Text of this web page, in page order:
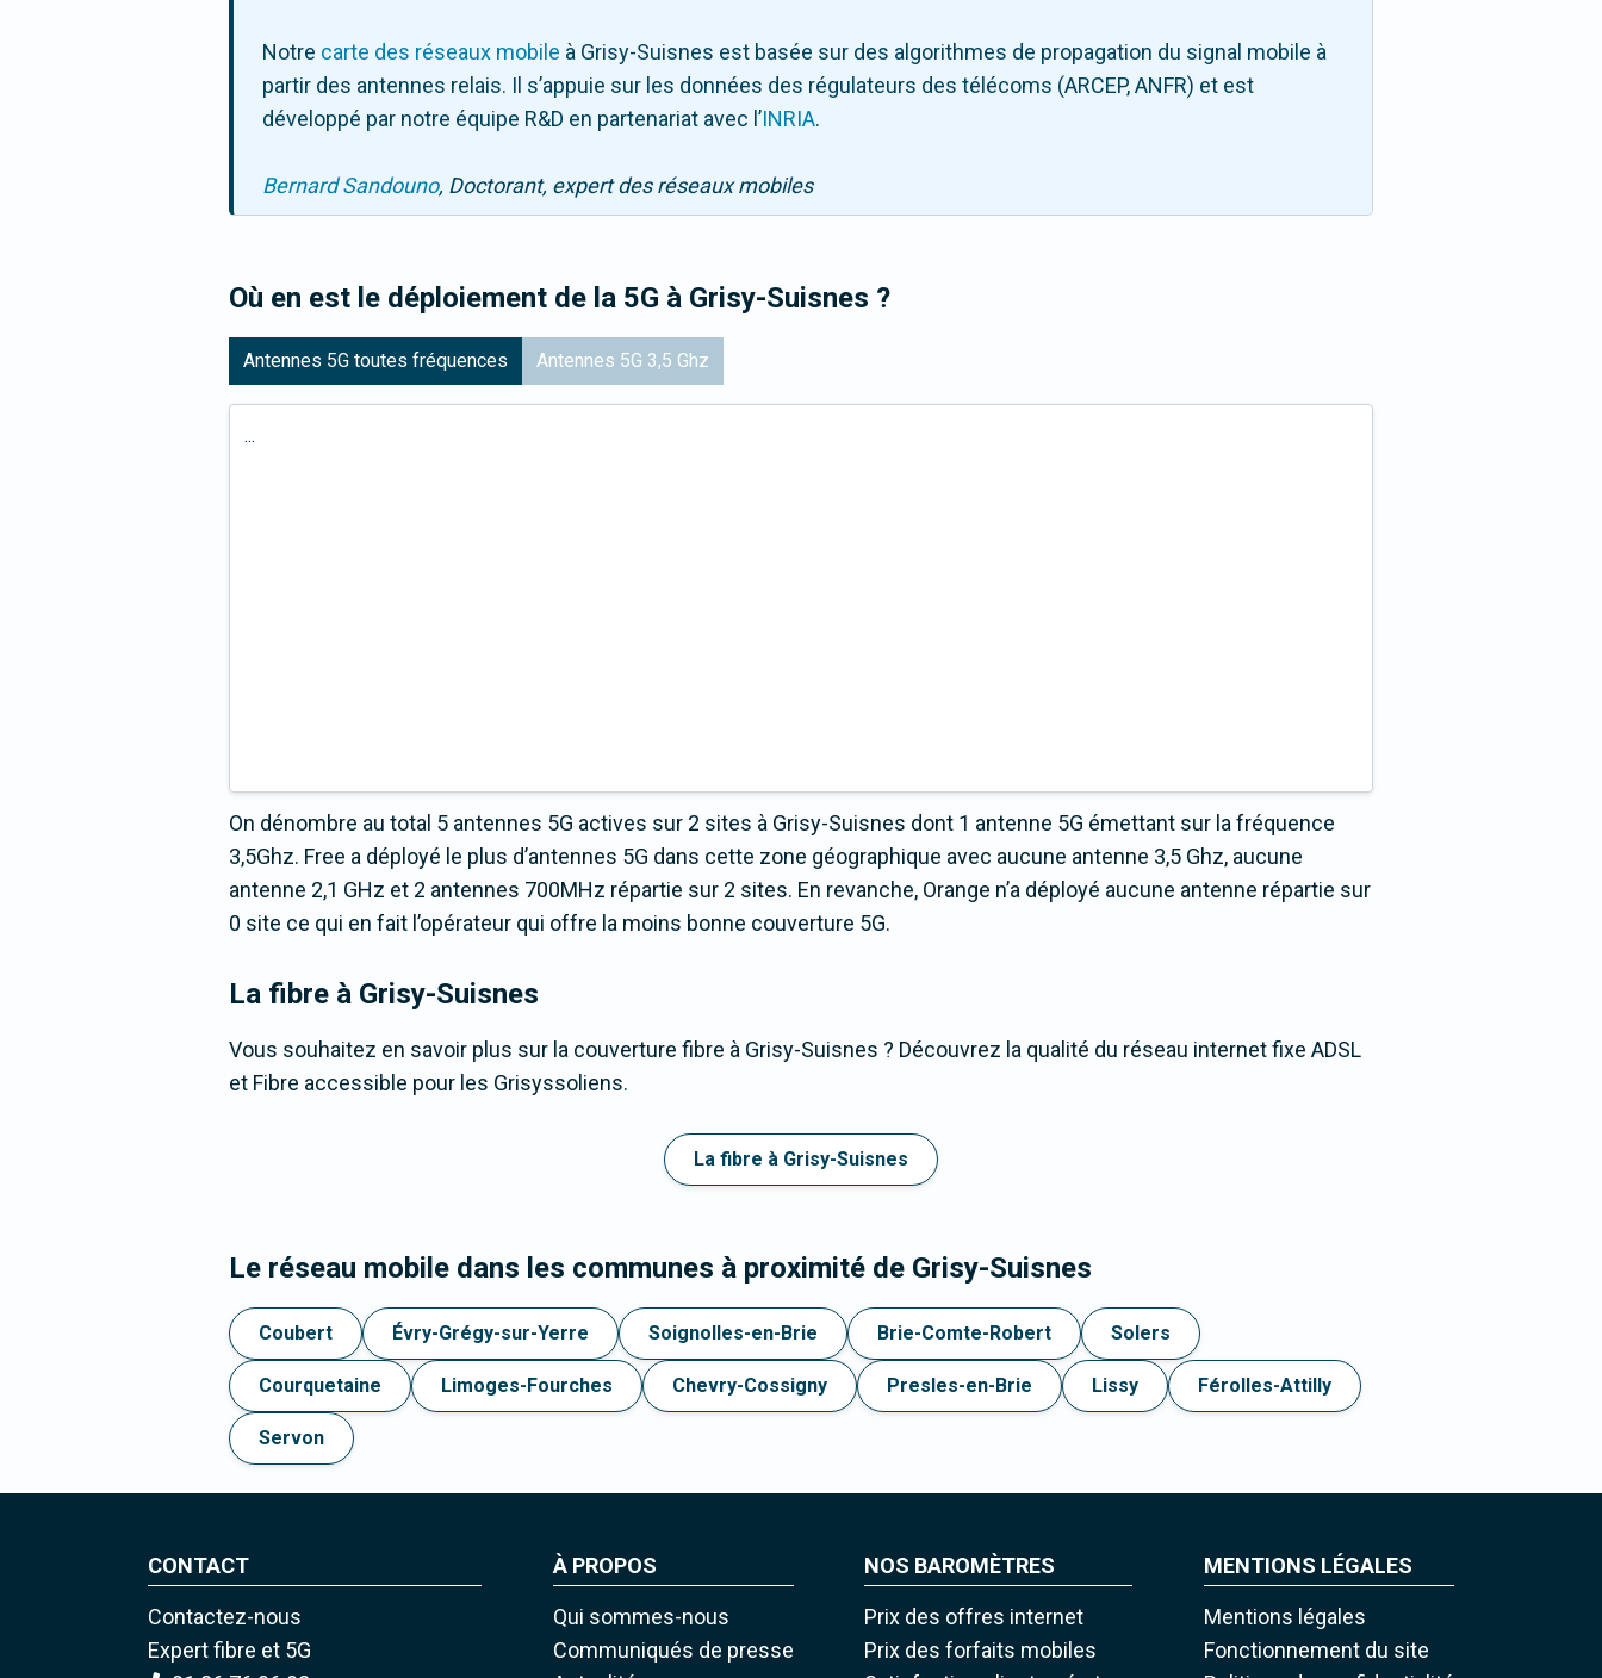
Notre carte des réseaux mobile à Grisy-Suisnes est basée sur des algorithmes de propagation du signal mobile à
partir des antennes relais. Il s’appuie sur les données des régulateurs des télécoms (ARCEP, ANFR) et est
développé par notre équipe R&D en partenariat avec l ’INRIA.
Bernard Sandouno, Doctorant, expert des réseaux mobiles
Où en est le déploiement de la 5G à Grisy-Suisnes ?
Antennes 5G toutes fréquences Antennes 5G 3,5 Ghz
...
On dénombre au total 5 antennes 5G actives sur 2 sites à Grisy-Suisnes dont 1 antenne 5G émettant sur la fréquence
3,5Ghz. Free a déployé le plus d’antennes 5G dans cette zone géographique avec aucune antenne 3,5 Ghz, aucune
antenne 2,1 GHz et 2 antennes 700MHz répartie sur 2 sites. En revanche, Orange n’a déployé aucune antenne répartie sur
0 site ce qui en fait l’opérateur qui offre la moins bonne couverture 5G.
La fibre à Grisy-Suisnes
Vous souhaitez en savoir plus sur la couverture fibre à Grisy-Suisnes ? Découvrez la qualité du réseau internet fixe ADSL
et Fibre accessible pour les Grisyssoliens.
La fibre à Grisy-Suisnes
Le réseau mobile dans les communes à proximité de Grisy-Suisnes
Coubert Évry-Grégy-sur-Yerre Soignolles-en-Brie Brie-Comte-Robert Solers
Courquetaine Limoges-Fourches Chevry-Cossigny Presles-en-Brie Lissy Férolles-Attilly
Servon
CONTACT
Contactez-nous
Expert fibre et 5G
À PROPOS
Qui sommes-nous
Communiqués de presse
NOS BAROMÈTRES
Prix des offres internet
Prix des forfaits mobiles
MENTIONS LÉGALES
Mentions légales
Fonctionnement du site